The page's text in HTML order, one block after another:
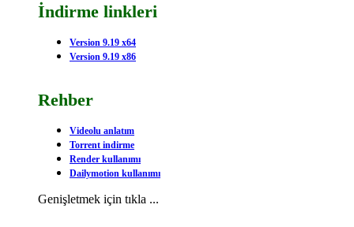
İndirme linkleri
Version 9.19 x64
Version 9.19 x86
Rehber
Videolu anlatım
Torrent indirme
Render kullanımı
Dailymotion kullanımı
Genişletmek için tıkla ...